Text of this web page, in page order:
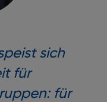
sich
für
für